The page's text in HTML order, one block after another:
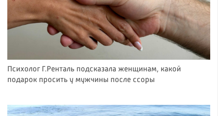
Психолог Г.Ренталь подсказала женщинам, какой
подарок просить у мужчины после ссоры